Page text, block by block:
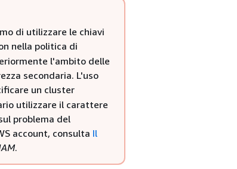
di utilizzare le chiavi
nella politica di
l'ambito delle
secondaria. L'uso
un cluster
utilizzare il carattere
problema del
account, consulta Il
.